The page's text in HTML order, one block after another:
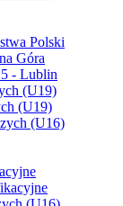
Polski
Góra
- Lublin
(U19)
(U19)
(U16)